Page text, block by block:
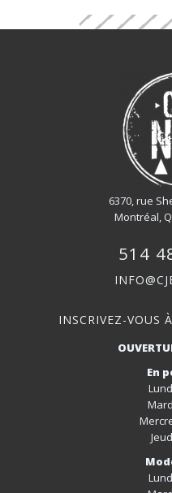
6370, rue
Montréal,
514
INSCRIVEZ-VOUS
En